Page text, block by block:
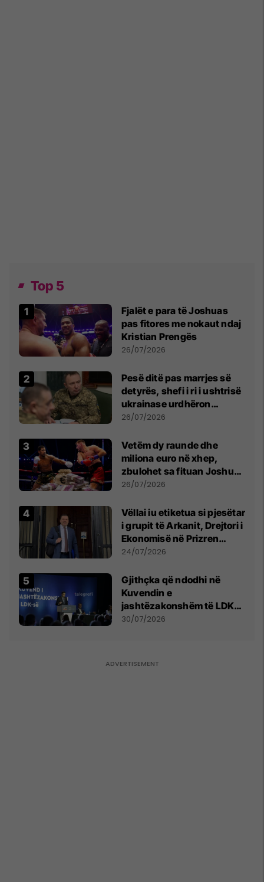
Top 5
Fjalët e para të Joshuas
pas fitores me nokaut ndaj
Kristian Prengës
26/07/2026
Pesë ditë pas marrjes së
detyrës, shefi i ri i ushtrisë
ukrainase urdhëron
kontroll të madh
26/07/2026
Vetëm dy raunde dhe
miliona euro në xhep,
zbulohet sa fituan Joshua
e Prenga
26/07/2026
Vëllai iu etiketua si pjesëtar
i grupit të Arkanit, Drejtori i
Ekonomisë në Prizren
mohon pretendimet
24/07/2026
Gjithçka që ndodhi në
Kuvendin e
jashtëzakonshëm të LDK-
së
30/07/2026